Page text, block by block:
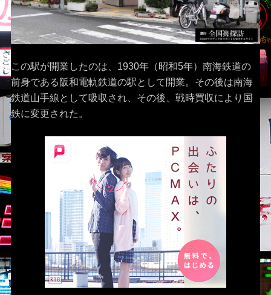
この駅が開業したのは、1930年（昭和5年）南海鉄道の
前身である阪和電軌鉄道の駅として開業。その後は南海
鉄道山手線として吸収され、その後、戦時買収により国
鉄に変更された。